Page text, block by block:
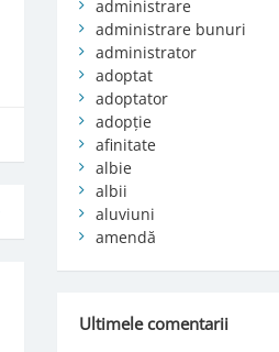
administrare
administrare bunuri
administrator
adoptat
adoptator
adopție
afinitate
albie
albii
aluviuni
amendă
Ultimele comentarii